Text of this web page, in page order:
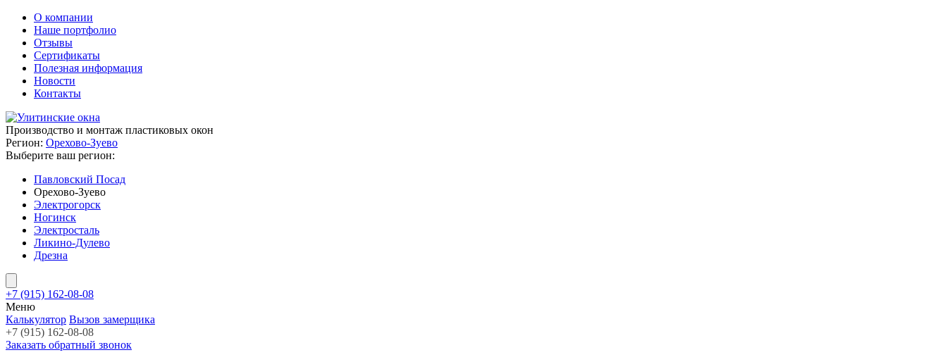
О компании
Наше портфолио
Отзывы
Сертификаты
Полезная информация
Новости
Контакты
Производство и монтаж пластиковых окон
Регион: Орехово-Зуево
Выберите ваш регион:
Павловский Посад
Орехово-Зуево
Электрогорск
Ногинск
Электросталь
Ликино-Дулево
Дрезна
+7 (915) 162-08-08
Меню
Калькулятор Вызов замерщика
+7 (915) 162-08-08
Заказать обратный звонок